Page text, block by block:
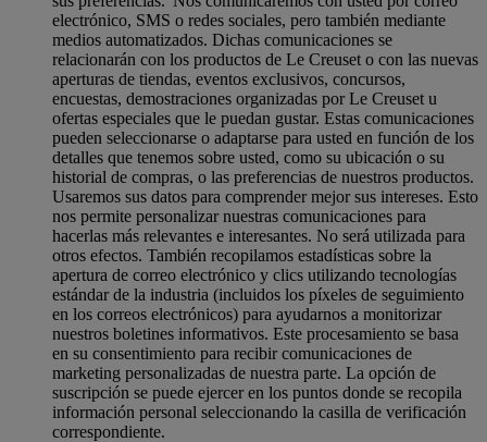
electrónico, SMS o redes sociales, pero también mediante
medios automatizados. Dichas comunicaciones se
relacionarán con los productos de Le Creuset o con las nuevas
aperturas de tiendas, eventos exclusivos, concursos,
encuestas, demostraciones organizadas por Le Creuset u
ofertas especiales que le puedan gustar. Estas comunicaciones
pueden seleccionarse o adaptarse para usted en función de los
detalles que tenemos sobre usted, como su ubicación o su
historial de compras, o las preferencias de nuestros productos.
Usaremos sus datos para comprender mejor sus intereses. Esto
nos permite personalizar nuestras comunicaciones para
hacerlas más relevantes e interesantes. No será utilizada para
otros efectos. También recopilamos estadísticas sobre la
apertura de correo electrónico y clics utilizando tecnologías
estándar de la industria (incluidos los píxeles de seguimiento
en los correos electrónicos) para ayudarnos a monitorizar
nuestros boletines informativos. Este procesamiento se basa
en su consentimiento para recibir comunicaciones de
marketing personalizadas de nuestra parte. La opción de
suscripción se puede ejercer en los puntos donde se recopila
información personal seleccionando la casilla de verificación
correspondiente.